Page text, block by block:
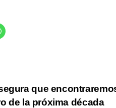
que
de la próxima década